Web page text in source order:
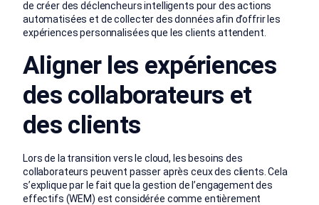
de créer des déclencheurs intelligents pour des actions
automatisées et de collecter des données afin d’offrir les
expériences personnalisées que les clients attendent.
Aligner les expériences
des collaborateurs et
des clients
Lors de la transition vers le cloud, les besoins des
collaborateurs peuvent passer après ceux des clients. Cela
s’explique par le fait que la gestion de l’engagement des
effectifs (WEM) est considérée comme entièrement